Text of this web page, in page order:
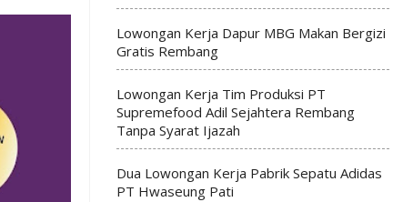
Lowongan Kerja Dapur MBG Makan Bergizi
Gratis Rembang
Lowongan Kerja Tim Produksi PT
Supremefood Adil Sejahtera Rembang
Tanpa Syarat Ijazah
Dua Lowongan Kerja Pabrik Sepatu Adidas
PT Hwaseung Pati